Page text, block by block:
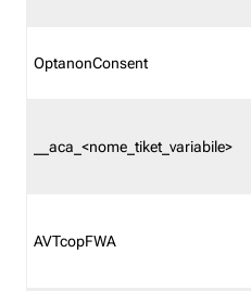
OptanonConsent
__aca_<nome_tiket_variabile>
AVTcopFWA